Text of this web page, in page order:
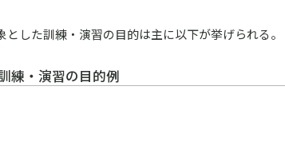
した訓練・演習の目的は主に以下が挙げられる。
練・演習の目的例